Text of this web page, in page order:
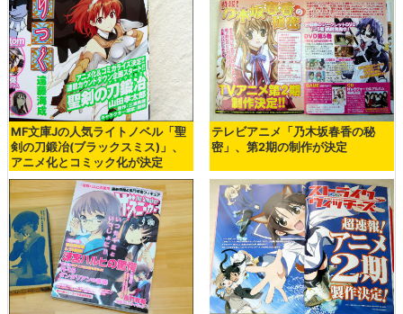
MF文庫Jの人気ライトノベル「聖
剣の刀鍛冶(ブラックスミス)」、
アニメ化とコミック化が決定
テレビアニメ「乃木坂春香の秘
密」、第2期の制作が決定